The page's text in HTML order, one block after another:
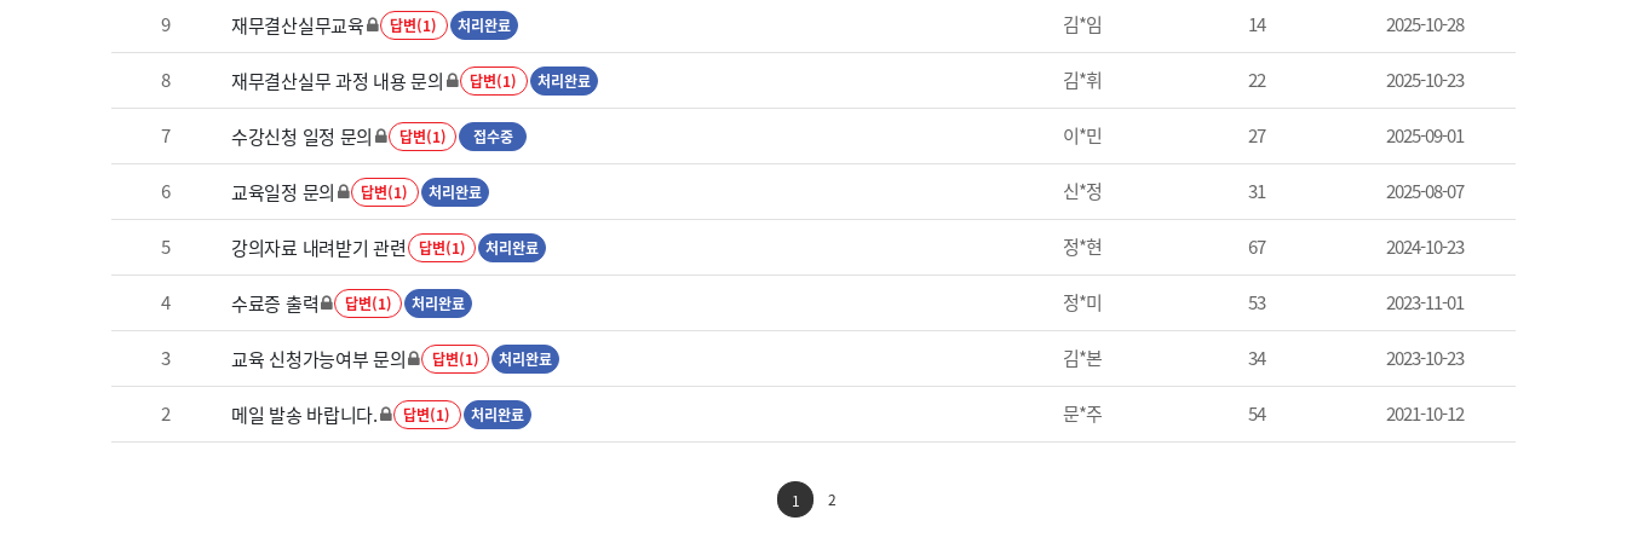
9 재무결산실무교육 답변(1) 처리완료 김*임 14 2025-10-28
8 재무결산실무 과정 내용 문의 답변(1) 처리완료 김*휘 22 2025-10-23
7 수강신청 일정 문의 답변(1) 접수중 이*민 27 2025-09-01
6 교육일정 문의 답변(1) 처리완료 신*정 31 2025-08-07
5 강의자료 내려받기 관련 답변(1) 처리완료 정*현 67 2024-10-23
4 수료증 출력 답변(1) 처리완료 정*미 53 2023-11-01
3 교육 신청가능여부 문의 답변(1) 처리완료 김*본 34 2023-10-23
2 메일 발송 바랍니다. 답변(1) 처리완료 문*주 54 2021-10-12
1 2